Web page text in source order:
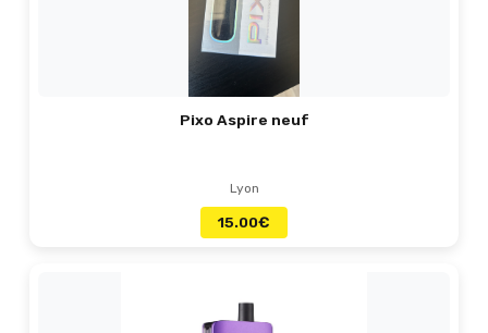
Pixo Aspire neuf
Lyon
15.00€